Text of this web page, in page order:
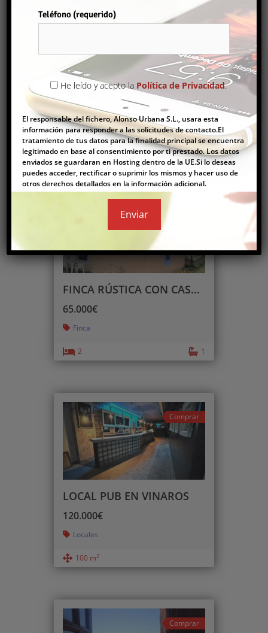
Comprar
CASA EN LA JANA
70.000€
Casa Pareada,Casas
257 m2 5 3
FINCA RÚSTICA CON CASETA
65.000€
Finca
2 1
Comprar
LOCAL PUB EN VINAROS
120.000€
Locales
100 m2
Comprar
Por favor, deja este campo vacío.
Teléfono (requerido)
He leído y acepto la Política de Privacidad.
El responsable del fichero, Alonso Urbana S.L., usara esta
información para responder a las solicitudes de contacto.El
tratamiento de tus datos para la finalidad principal se encuentra
legitimado en base al consentimiento por ti prestado. Los datos
enviados se guardaran en Hosting dentro de la UE.Si lo deseas
puedes acceder, rectificar o suprimir los mismos y hacer uso de
otros derechos detallados en la información adicional.